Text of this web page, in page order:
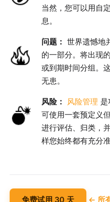
当然，您可以用自
息。
问题： 世界遗憾地
的一部分。将出现
或到期时间分组。
无患。
风险： 风险管理
可使用一套预定义
进行评估、归类，
样您始终都有充分准
免费试用 30 天 ← 所